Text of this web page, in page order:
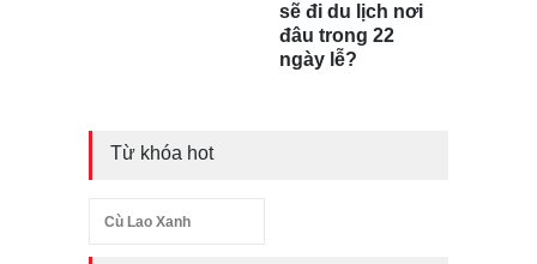
sẽ đi du lịch nơi
đâu trong 22
ngày lễ?
Từ khóa hot
Cù Lao Xanh